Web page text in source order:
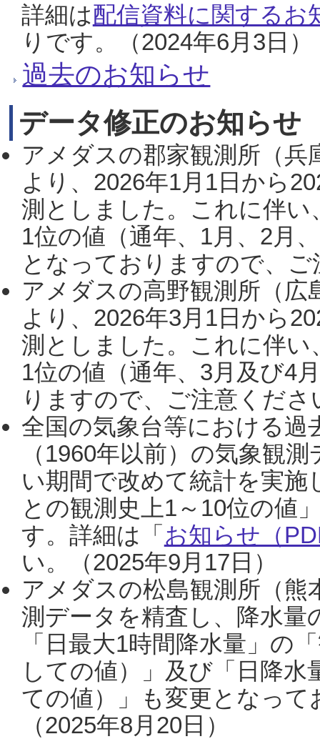
詳細は配信資料に関するお
りです。（2024年6月3日）
過去のお知らせ
データ修正のお知らせ
アメダスの郡家観測所（
より、2026年1月1日から
測としました。これに伴い
1位の値（通年、1月、2月
となっておりますので、
アメダスの高野観測所（
より、2026年3月1日から
測としました。これに伴い
1位の値（通年、3月及び4
りますので、ご注意くだ
全国の気象台等における過
（1960年以前）の気象観
い期間で改めて統計を実
との観測史上1～10位の値
す。詳細は「 お知らせ（
い。（2025年9月17日）
アメダスの松島観測所（熊
測データを精査し、降水
「日最大1時間降水量」の
しての値）」及び「日降
ての値）」も変更となっ
（2025年8月20日）